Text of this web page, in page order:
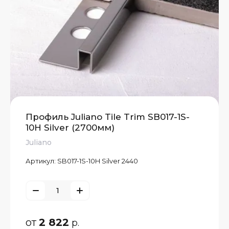
Профиль Juliano Tile Trim SB017-1S-
10H Silver (2700мм)
Juliano
Артикул: SB017-1S-10H Silver 2440
от2 822 р.